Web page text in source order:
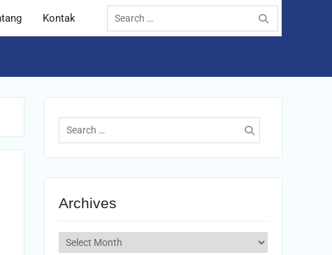
Kontak
Search
for:
Search
for:
Archives
Archives